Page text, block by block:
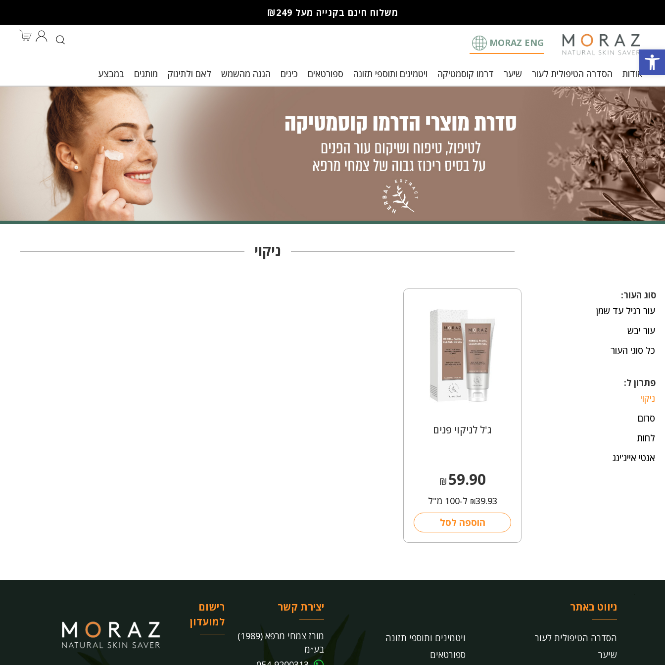
משלוח חינם בקנייה מעל ₪249
חברי מועדון מורז נהנים יותר!
10% הנחה לקנייה ראשונה
וצבירת נקודות למימוש בקניות הבאות.
MORAZ ENG
אודות הסדרה הטיפולית לעור שיער דרמו קוסמטיקה ויטמינים ותוספי תזונה ספורטאים כינים הגנה מהשמש לאם ולתינוק מותגים במבצע
סוג העור:
עור רגיל עד שמן
עור יבש
כל סוגי העור
פתרון ל:
ניקוי
סרום
לחות
אנטי אייג'ינג
ניקוי
ג'ל לניקוי פנים
₪59.90
₪39.93 ל-100 מ"ל
הוספה לסל
ניווט באתר
הסדרה הטיפולית לעור
שיער
ויטמינים ותוספי תזונה
ספורטאים
יצירת קשר
מורז צמחי מרפא (1989)
בע״מ
רישום
למועדון
פתח סרגל נגישות